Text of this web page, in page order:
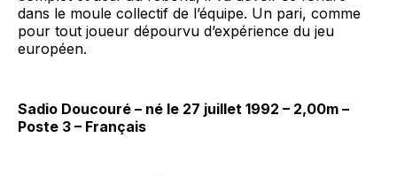
dans le moule collectif de l’équipe. Un pari, comme
pour tout joueur dépourvu d’expérience du jeu
européen.
Sadio Doucouré – né le 27 juillet 1992 – 2,00m –
Poste 3 – Français